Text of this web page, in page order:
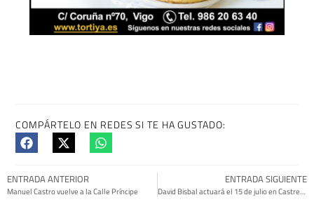
COMPÁRTELO EN REDES SI TE HA GUSTADO:
ENTRADA ANTERIOR
Manuel Castro vuelve a la Calle Príncipe
ENTRADA SIGUIENTE
David Bisbal actuará el 15 de julio en Castrelos